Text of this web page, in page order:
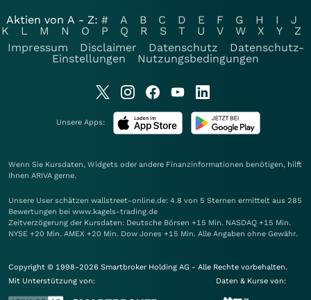
Aktien von A - Z: # A B C D E F G H I
J
K
L M N O P Q R S T U V W X Y
Z
Impressum
Disclaimer Datenschutz
Datenschutz-
Einstellungen
Nutzungsbedingungen
Unsere Apps:
Wenn Sie Kursdaten, Widgets oder andere Finanzinformationen benötigen, hilft
Ihnen ARIVA gerne.
Unsere User schätzen wallstreet-online.de: 4.8 von 5 Sternen ermittelt aus 285
Bewertungen bei www.kagels-trading.de
Zeitverzögerung der Kursdaten: Deutsche Börsen +15 Min. NASDAQ +15 Min.
NYSE +20 Min. AMEX +20 Min. Dow Jones +15 Min. Alle Angaben ohne Gewähr.
Copyright © 1998-2026 Smartbroker Holding AG - Alle Rechte vorbehalten.
Mit Unterstützung von:
Daten & Kurse von: